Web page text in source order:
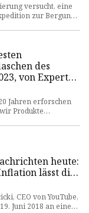
versucht, eine
zur Bergung
des
von Experten
Jahren erforschen
Produkte
heute:
lässt die
Rekordhöhe,
CEO von YouTube,
Juni 2018 an einer